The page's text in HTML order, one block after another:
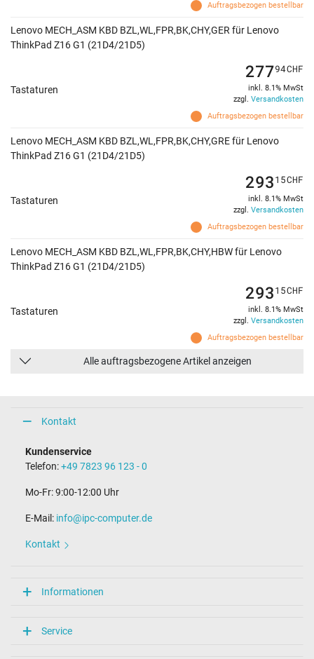
Auftragsbezogen bestellbar
Lenovo MECH_ASM KBD BZL,WL,FPR,BK,CHY,GER für Lenovo
ThinkPad Z16 G1 (21D4/21D5)
Tastaturen
Auftragsbezogen bestellbar
27794CHF
inkl. 8.1% MwSt
zzgl. Versandkosten
Lenovo MECH_ASM KBD BZL,WL,FPR,BK,CHY,GRE für Lenovo
ThinkPad Z16 G1 (21D4/21D5)
Tastaturen
Auftragsbezogen bestellbar
29315CHF
inkl. 8.1% MwSt
zzgl. Versandkosten
Lenovo MECH_ASM KBD BZL,WL,FPR,BK,CHY,HBW für Lenovo
ThinkPad Z16 G1 (21D4/21D5)
Tastaturen
Auftragsbezogen bestellbar
29315CHF
inkl. 8.1% MwSt
zzgl. Versandkosten
Alle auftragsbezogene Artikel anzeigen
Kontakt
Kundenservice
Telefon:+49 7823 96 123 - 0
Mo-Fr: 9:00-12:00 Uhr
E-Mail: info@ipc-computer.de
Kontakt
Informationen
Service